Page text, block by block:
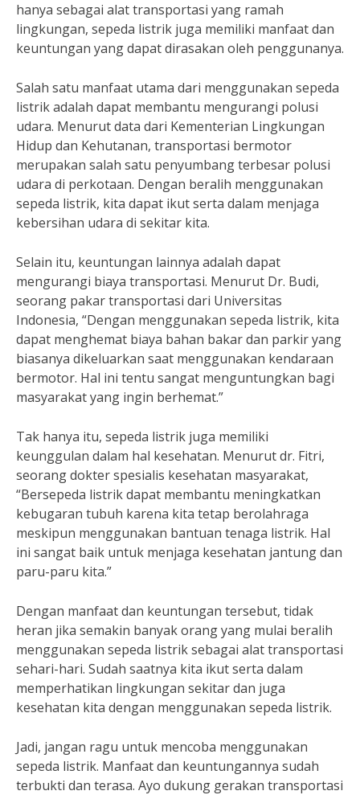
hanya sebagai alat transportasi yang ramah
lingkungan, sepeda listrik juga memiliki manfaat dan
keuntungan yang dapat dirasakan oleh penggunanya.
Salah satu manfaat utama dari menggunakan sepeda
listrik adalah dapat membantu mengurangi polusi
udara. Menurut data dari Kementerian Lingkungan
Hidup dan Kehutanan, transportasi bermotor
merupakan salah satu penyumbang terbesar polusi
udara di perkotaan. Dengan beralih menggunakan
sepeda listrik, kita dapat ikut serta dalam menjaga
kebersihan udara di sekitar kita.
Selain itu, keuntungan lainnya adalah dapat
mengurangi biaya transportasi. Menurut Dr. Budi,
seorang pakar transportasi dari Universitas
Indonesia, “Dengan menggunakan sepeda listrik, kita
dapat menghemat biaya bahan bakar dan parkir yang
biasanya dikeluarkan saat menggunakan kendaraan
bermotor. Hal ini tentu sangat menguntungkan bagi
masyarakat yang ingin berhemat.”
Tak hanya itu, sepeda listrik juga memiliki
keunggulan dalam hal kesehatan. Menurut dr. Fitri,
seorang dokter spesialis kesehatan masyarakat,
“Bersepeda listrik dapat membantu meningkatkan
kebugaran tubuh karena kita tetap berolahraga
meskipun menggunakan bantuan tenaga listrik. Hal
ini sangat baik untuk menjaga kesehatan jantung dan
paru-paru kita.”
Dengan manfaat dan keuntungan tersebut, tidak
heran jika semakin banyak orang yang mulai beralih
menggunakan sepeda listrik sebagai alat transportasi
sehari-hari. Sudah saatnya kita ikut serta dalam
memperhatikan lingkungan sekitar dan juga
kesehatan kita dengan menggunakan sepeda listrik.
Jadi, jangan ragu untuk mencoba menggunakan
sepeda listrik. Manfaat dan keuntungannya sudah
terbukti dan terasa. Ayo dukung gerakan transportasi